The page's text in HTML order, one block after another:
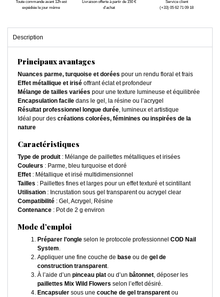
Toute commande avant 12h est
expédiée le jour même
Livraison offerte à partir de 150 €
d'achat
Service client
(+33) 05 62 71 09 18
Description
Principaux avantages
Nuances parme, turquoise et dorées pour un rendu floral et frais
Effet métallique et irisé offrant éclat et profondeur
Mélange de tailles variées pour une texture lumineuse et équilibrée
Encapsulation facile dans le gel, la résine ou l’acrygel
Résultat professionnel longue durée, lumineux et artistique
Idéal pour des créations colorées, féminines ou inspirées de la
nature
Caractéristiques
Type de produit : Mélange de paillettes métalliques et irisées
Couleurs : Parme, bleu turquoise et doré
Effet : Métallique et irisé multidimensionnel
Tailles : Paillettes fines et larges pour un effet texturé et scintillant
Utilisation : Incrustation sous gel transparent ou acrygel clear
Compatibilité : Gel, Acrygel, Résine
Contenance : Pot de 2 g environ
Mode d’emploi
Préparer l’ongle selon le protocole professionnel COD Nail
System.
Appliquer une fine couche de base ou de gel de
construction transparent.
À l’aide d’un pinceau plat ou d’un bâtonnet, déposer les
paillettes Mix Wild Flowers selon l’effet désiré.
Encapsuler sous une couche de gel transparent ou